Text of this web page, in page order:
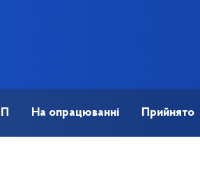
На опрацюванні Прийнято